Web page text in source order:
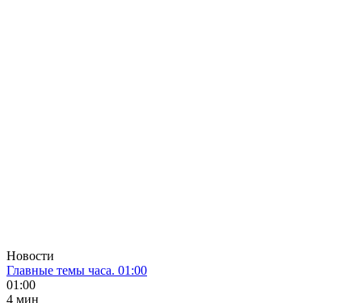
Новости
Главные темы часа. 01:00
01:00
4 мин